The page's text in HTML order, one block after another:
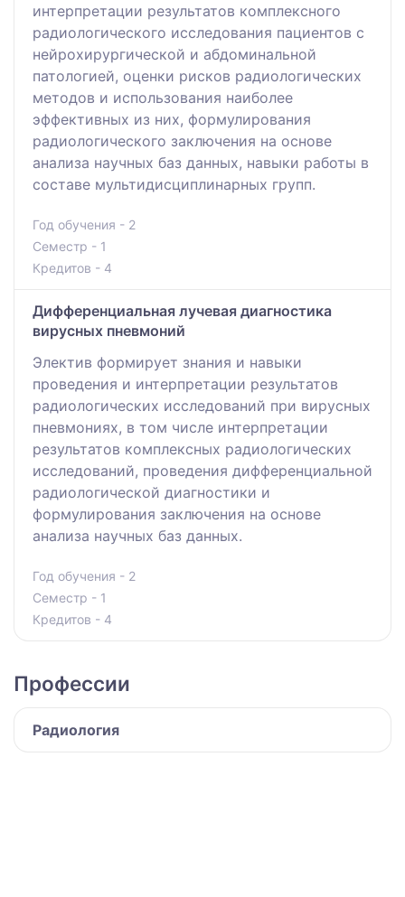
интерпретации результатов комплексного
радиологического исследования пациентов с
нейрохирургической и абдоминальной
патологией, оценки рисков радиологических
методов и использования наиболее
эффективных из них, формулирования
радиологического заключения на основе
анализа научных баз данных, навыки работы в
составе мультидисциплинарных групп.
Год обучения - 2
Семестр - 1
Кредитов - 4
Дифференциальная лучевая диагностика
вирусных пневмоний
Электив формирует знания и навыки
проведения и интерпретации результатов
радиологических исследований при вирусных
пневмониях, в том числе интерпретации
результатов комплексных радиологических
исследований, проведения дифференциальной
радиологической диагностики и
формулирования заключения на основе
анализа научных баз данных.
Год обучения - 2
Семестр - 1
Кредитов - 4
Профессии
Радиология